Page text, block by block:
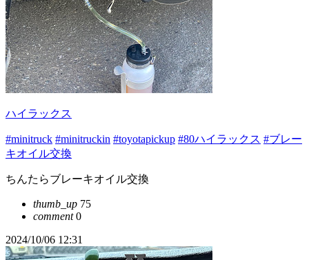
ハイラックス
#minitruck #minitruckin #toyotapickup #80ハイラックス #ブレー
キオイル交換
ちんたらブレーキオイル交換
thumb_up 75
comment0
2024/10/06 12:31